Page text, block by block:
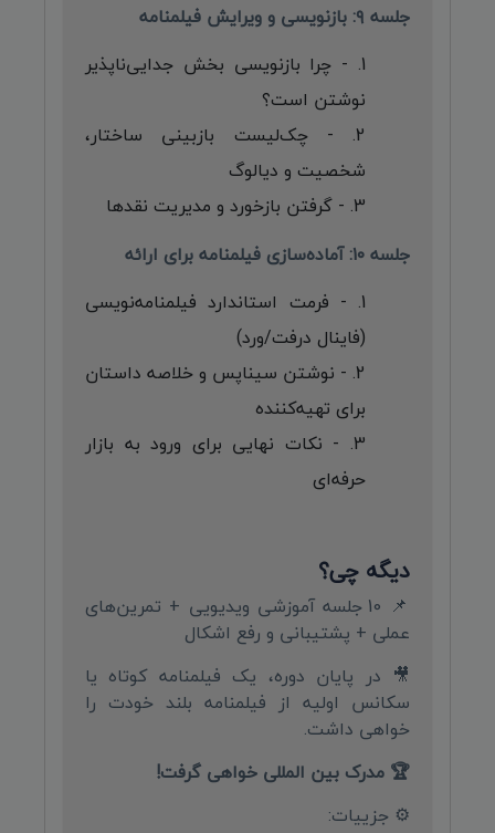
جلسه ۹: بازنویسی و ویرایش فیلمنامه
- چرا بازنویسی بخش جدایی‌ناپذیر
نوشتن است؟
- چک‌لیست بازبینی ساختار،
شخصیت و دیالوگ
- گرفتن بازخورد و مدیریت نقدها
جلسه ۱۰: آماده‌سازی فیلمنامه برای ارائه
- فرمت استاندارد فیلمنامه‌نویسی
(فاینال درفت/ورد)
- نوشتن سیناپس و خلاصه داستان
برای تهیه‌کننده
- نکات نهایی برای ورود به بازار
حرفه‌ای
دیگه چی؟
📌 10 جلسه آموزشی ویدیویی + تمرین‌های
عملی + پشتیبانی و رفع اشکال
🎥 در پایان دوره، یک فیلمنامه کوتاه یا
سکانس اولیه از فیلمنامه بلند خودت را
خواهی داشت.
🏆 مدرک بین المللی خواهی گرفت!
⚙️ جزییات: